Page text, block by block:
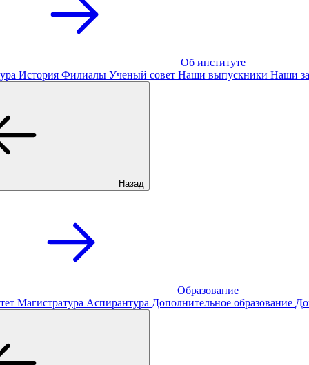
Об институте
История Филиалы Ученый совет Наши выпускники Наши
Назад
Образование
Магистратура Аспирантура Дополнительное образование